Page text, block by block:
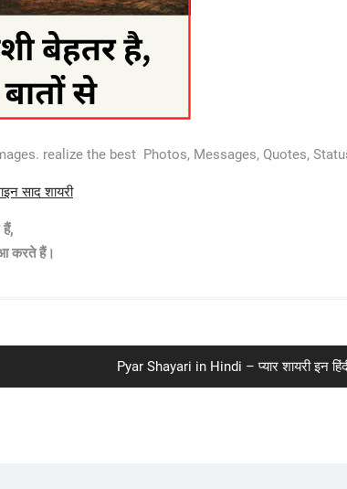
realize the best Photos, Messages, Quotes,
साद शायरी
हैं,
करते हैं।
Next
post:
Pyar Shayari in Hindi – प्यार शायरी इन